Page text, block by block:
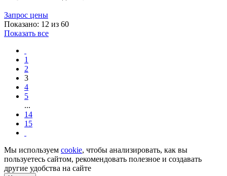
Запрос цены
Показано: 12 из 60
Показать все
1
2
3
4
5
...
14
15
Мы используем cookie, чтобы анализировать, как вы
пользуетесь сайтом, рекомендовать полезное и создавать
другие удобства на сайте